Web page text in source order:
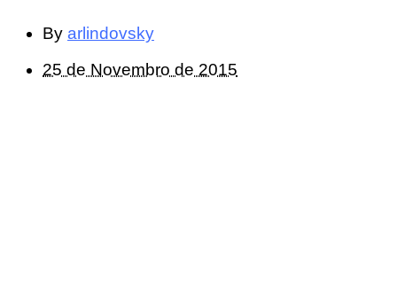
By arlindovsky
25 de Novembro de 2015